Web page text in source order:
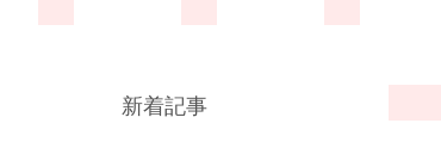
新着記事